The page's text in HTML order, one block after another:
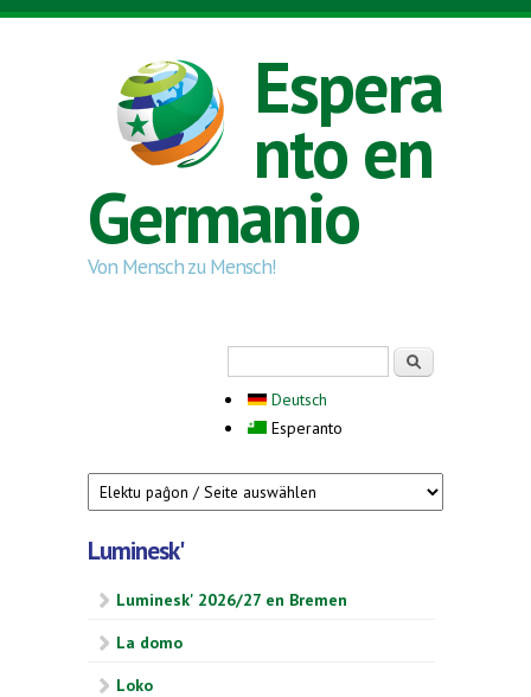
Skip to main content
Espera
nto en
Germanio
Von Mensch zu Mensch!
Deutsch
Esperanto
Luminesk'
Luminesk' 2026/27 en Bremen
La domo
Loko